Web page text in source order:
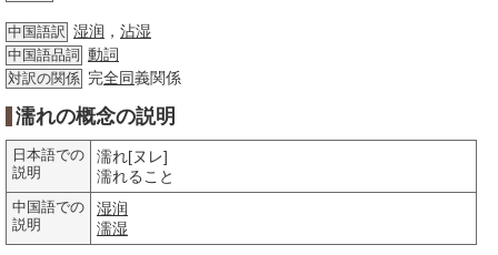
中国語訳 湿润 ， 沾湿
中国語品詞 動詞
対訳の関係 完全同義関係
濡れの概念の説明
日本語での
説明
濡れ[ヌレ]
濡れること
中国語での
説明
湿润
濡湿